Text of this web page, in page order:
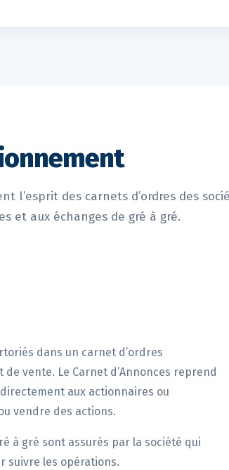
l’esprit des carnets d’ordres des
et aux échanges de gré à gré.
dans un carnet d’ordres
vente. Le Carnet d’Annonces reprend
aux actionnaires ou
vendre des actions.
à gré sont assurés par la société qui
suivre les opérations.